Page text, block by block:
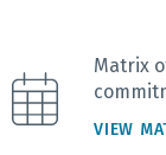
Matrix
VIEW